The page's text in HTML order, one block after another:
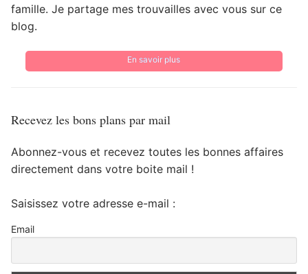
famille. Je partage mes trouvailles avec vous sur ce
blog.
En savoir plus
Recevez les bons plans par mail
Abonnez-vous et recevez toutes les bonnes affaires
directement dans votre boite mail !
Saisissez votre adresse e-mail :
Email